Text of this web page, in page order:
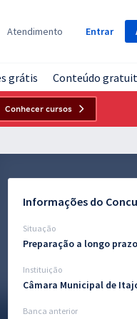
Atendimento Entrar
grátis Conteúdo
Conhecer cursos
Informações do
Situação
Preparação a longo prazo
Instituição
Câmara Municipal de
Banca anterior